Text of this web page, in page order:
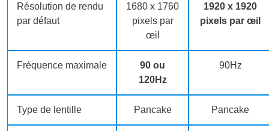
Résolution de rendu
par défaut
1680 x 1760
pixels par
œil
1920 x 1920
pixels par œil
Fréquence maximale
90 ou
120Hz
90Hz
Type de lentille Pancake Pancake